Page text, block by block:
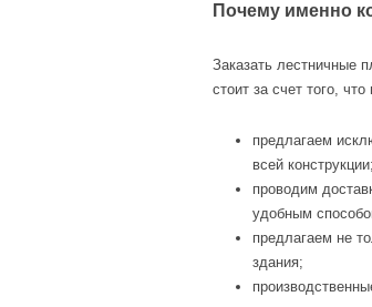
Почему именно
Заказать лестничные
стоит за счет того,
предлагаем
всей конструкции;
проводим
удобным
предлагаем не
здания;